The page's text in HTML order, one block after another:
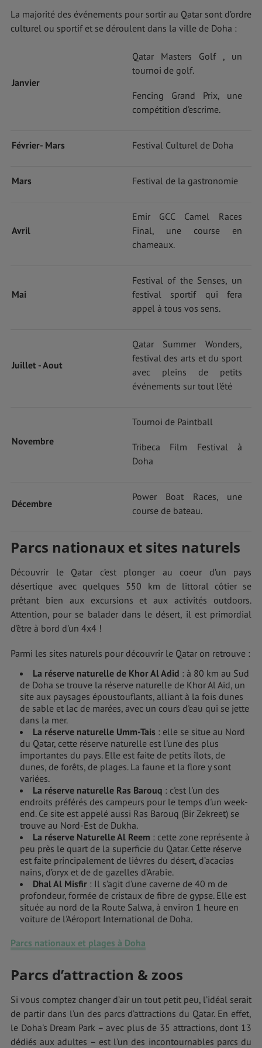
La majorité des événements pour sortir au Qatar sont d’ordre
culturel ou sportif et se déroulent dans la ville de Doha :
Janvier
Qatar Masters Golf , un
tournoi de golf.
Fencing Grand Prix, une
compétition d’escrime.
Février- Mars Festival Culturel de Doha
Mars Festival de la gastronomie
Avril
Emir GCC Camel Races
Final, une course en
chameaux.
Mai
Festival of the Senses, un
festival sportif qui fera
appel à tous vos sens.
Juillet - Aout
Qatar Summer Wonders,
festival des arts et du sport
avec pleins de petits
événements sur tout l’été
Novembre
Tournoi de Paintball
Tribeca Film Festival à
Doha
Décembre
Power Boat Races, une
course de bateau.
Parcs nationaux et sites naturels
Découvrir le Qatar c’est plonger au coeur d’un pays
désertique avec quelques 550 km de littoral côtier se
prêtant bien aux excursions et aux activités outdoors.
Attention, pour se balader dans le désert, il est primordial
d'être à bord d'un 4x4 !
Parmi les sites naturels pour découvrir le Qatar on retrouve :
La réserve naturelle de Khor Al Adid : à 80 km au Sud
de Doha se trouve la réserve naturelle de Khor Al Aid, un
site aux paysages époustouflants, alliant à la fois dunes
de sable et lac de marées, avec un cours d'eau qui se jette
dans la mer.
La réserve naturelle Umm-Tais : elle se situe au Nord
du Qatar, cette réserve naturelle est l'une des plus
importantes du pays. Elle est faite de petits îlots, de
dunes, de forêts, de plages. La faune et la flore y sont
variées.
La réserve naturelle Ras Barouq : c'est l'un des
endroits préférés des campeurs pour le temps d'un week-
end. Ce site est appelé aussi Ras Barouq (Bir Zekreet) se
trouve au Nord-Est de Dukha.
La réserve Naturelle Al Reem : cette zone représente à
peu près le quart de la superficie du Qatar. Cette réserve
est faite principalement de lièvres du désert, d’acacias
nains, d’oryx et de de gazelles d’Arabie.
Dhal Al Misfir : Il s’agit d’une caverne de 40 m de
profondeur, formée de cristaux de fibre de gypse. Elle est
située au nord de la Route Salwa, à environ 1 heure en
voiture de l'Aéroport International de Doha.
Parcs nationaux et plages à Doha
Parcs d’attraction & zoos
Si vous comptez changer d’air un tout petit peu, l’idéal serait
de partir dans l’un des parcs d’attractions du Qatar. En effet,
le Doha's Dream Park – avec plus de 35 attractions, dont 13
dédiés aux adultes – est l’un des incontournables parcs du